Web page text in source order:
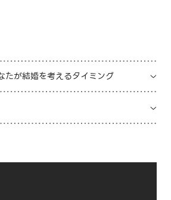
へ遷移します
たが結婚を考えるタイミング